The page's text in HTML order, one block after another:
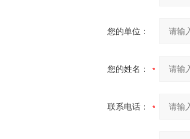
您的单位：
您的姓名：
联系电话：